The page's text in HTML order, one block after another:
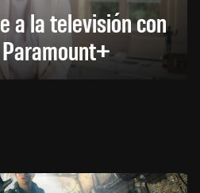
a la televisión con